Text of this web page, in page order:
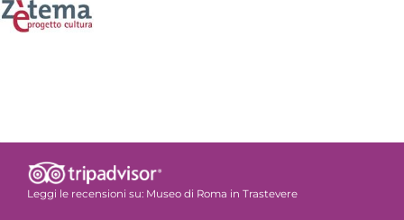
Leggi le recensioni su: Museo di Roma in Trastevere